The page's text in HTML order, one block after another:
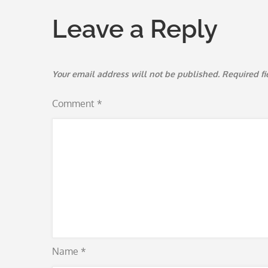
Leave a Reply
Your email address will not be published. Required
Comment *
Name *